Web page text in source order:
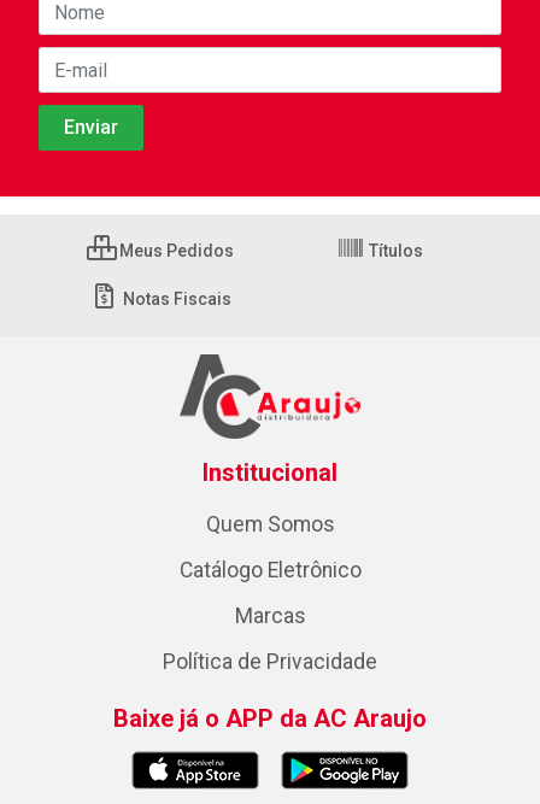
Meus Pedidos Títulos
Notas Fiscais
Institucional
Quem Somos
Catálogo Eletrônico
Marcas
Política de Privacidade
Baixe já o APP da AC Araujo